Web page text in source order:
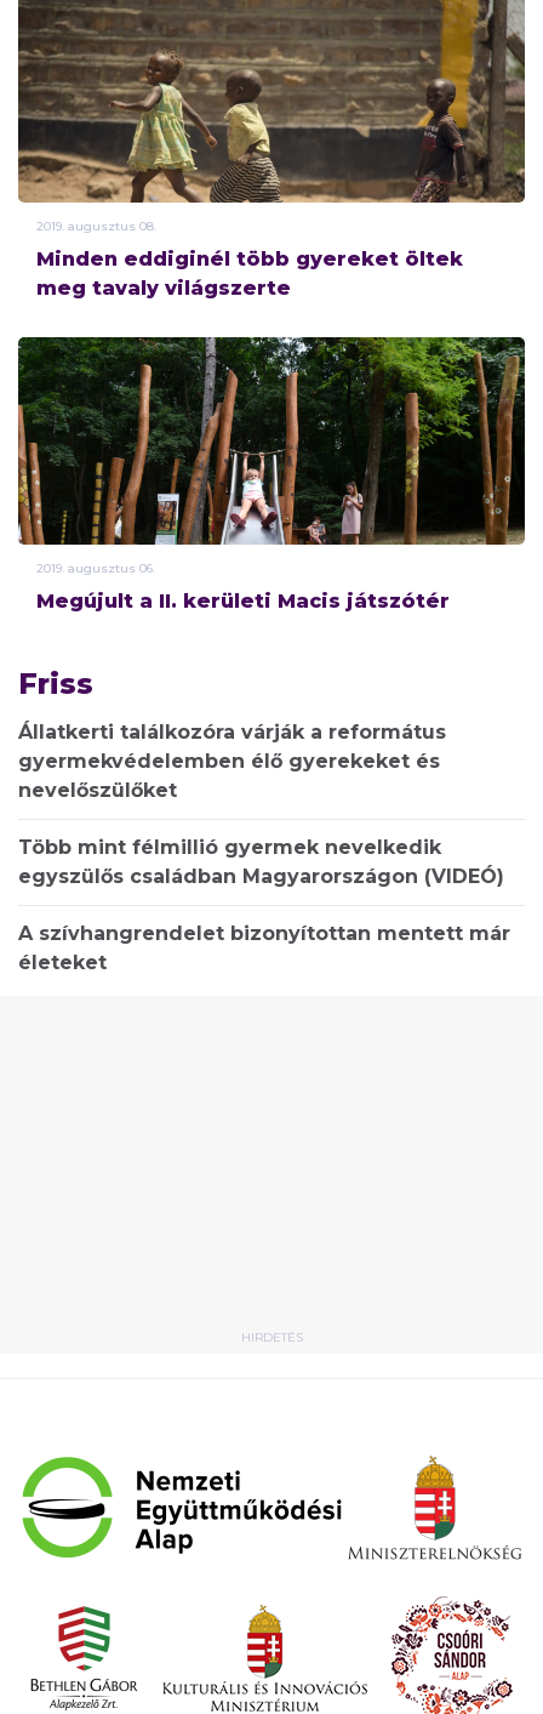
2019. augusztus 08.
Minden eddiginél több gyereket öltek
meg tavaly világszerte
2019. augusztus 06.
Megújult a II. kerületi Macis játszótér
Friss
Állatkerti találkozóra várják a református
gyermekvédelemben élő gyerekeket és
nevelőszülőket
Több mint félmillió gyermek nevelkedik
egyszülős családban Magyarországon (VIDEÓ)
A szívhangrendelet bizonyítottan mentett már
életeket
HIRDETÉS